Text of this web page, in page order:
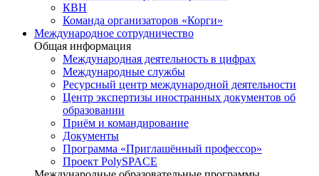
КВН
Команда организаторов «Корги»
Международное сотрудничество
Общая информация
Международная деятельность в цифрах
Международные службы
Ресурсный центр международной деятельности
Центр экспертизы иностранных документов об
образовании
Приём и командирование
Документы
Программа «Приглашённый профессор»
Проект PolySPACE